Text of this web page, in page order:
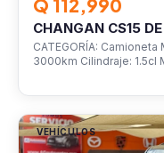
Q 112,990
CHANGAN CS15
CATEGORÍA: Camioneta
3000km Cilindraje: 1.5cl
VEHÍCULOS